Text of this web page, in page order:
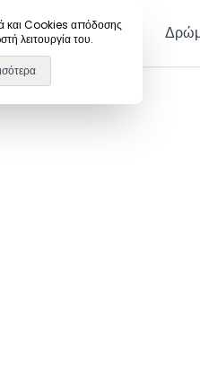
και Cookies απόδοσης
λειτουργία του.Μέλη